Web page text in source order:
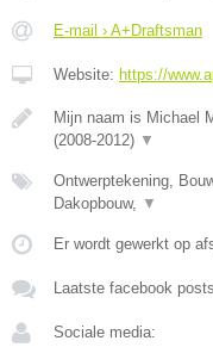
E-mail › A+Draftsman
Website: https://
Mijn naam is Michael
(2008-2012) ▼
Ontwerptekening,
Dakopbouw, ▼
Er wordt gewerkt op
Laatste facebook posts
Sociale media: